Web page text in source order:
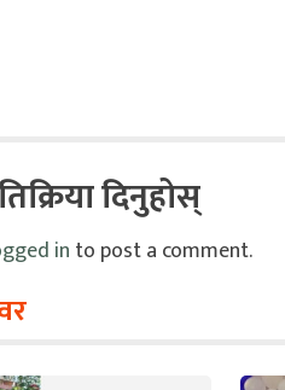
दिनुहोस्
into post a comment.